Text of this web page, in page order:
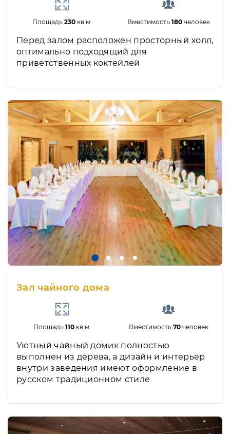
Площадь 230кв.м. Вместимость 180человек
Перед залом расположен просторный холл,
оптимально подходящий для
приветственных коктейлей
Зал чайного дома
Площадь 110кв.м. Вместимость 70человек
Уютный чайный домик полностью
выполнен из дерева, а дизайн и интерьер
внутри заведения имеют оформление в
русском традиционном стиле